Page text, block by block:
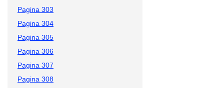
Pagina 303
Pagina 304
Pagina 305
Pagina 306
Pagina 307
Pagina 308